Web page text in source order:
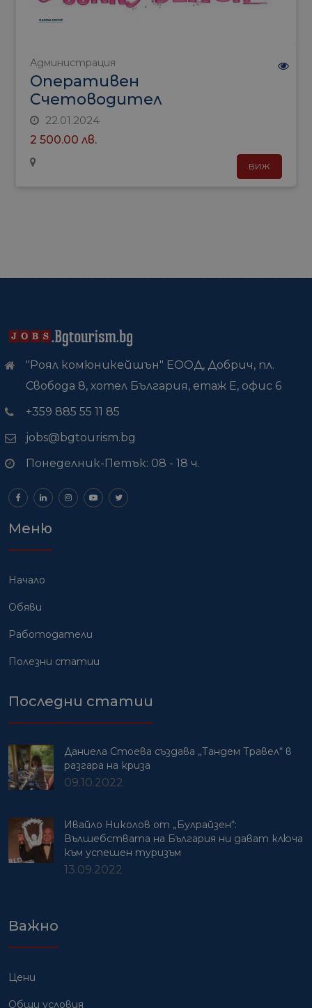
Администрация
Оперативен
Счетоводител
22.01.2024
2 500.00 лв.
ВИЖ
"Роял комюникейшън" ЕООД, Добрич, пл.
Свобода 8, хотел България, етаж Е, офис 6
+359 885 55 11 85
jobs@bgtourism.bg
Понеделник-Петък: 08 - 18 ч.
Меню
Начало
Обяви
Работодатели
Полезни статии
Последни статии
Даниела Стоева създава „Тандем Травел“ в
разгара на криза
09.10.2022
Ивайло Николов от „Булрайзен“:
Вълшебствата на България ни дават ключа
към успешен туризъм
13.09.2022
Важно
Цени
Общи условия